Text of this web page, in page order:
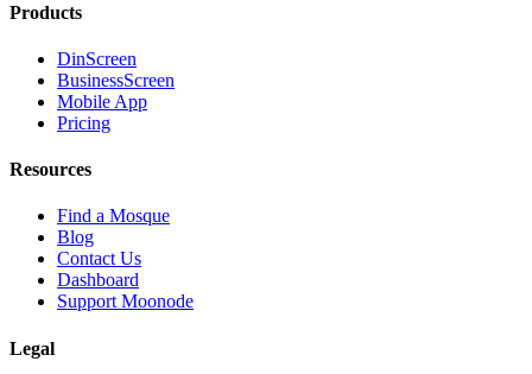
Products
DinScreen
BusinessScreen
Mobile App
Pricing
Resources
Find a Mosque
Blog
Contact Us
Dashboard
Support Moonode
Legal